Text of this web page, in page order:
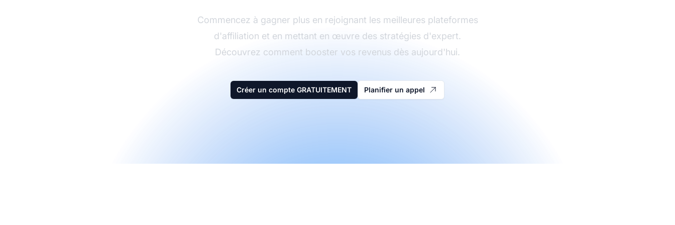
Commencez à gagner plus en rejoignant les meilleures plateformes
d'affiliation et en mettant en œuvre des stratégies d'expert.
Découvrez comment booster vos revenus dès aujourd'hui.
Créer un compte GRATUITEMENT Planifier un appel